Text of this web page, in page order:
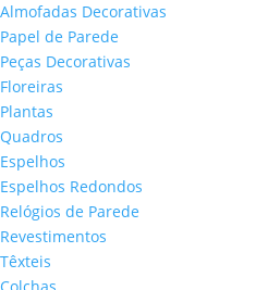
Almofadas Decorativas
Papel de Parede
Peças Decorativas
Floreiras
Plantas
Quadros
Espelhos
Espelhos Redondos
Relógios de Parede
Revestimentos
Têxteis